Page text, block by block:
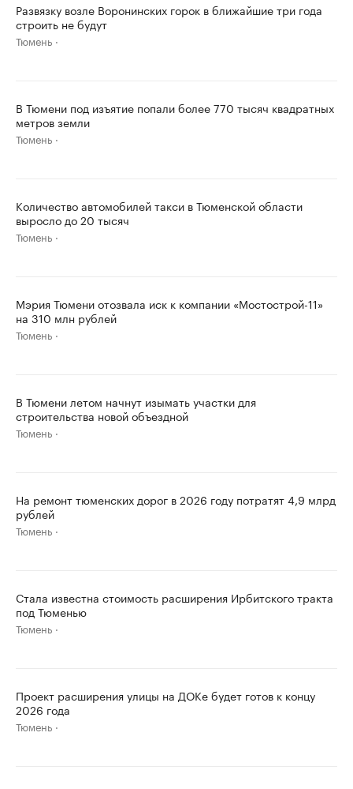
Развязку возле Воронинских горок в ближайшие три года
строить не будут
Тюмень
В Тюмени под изъятие попали более 770 тысяч квадратных
метров земли
Тюмень
Количество автомобилей такси в Тюменской области
выросло до 20 тысяч
Тюмень
Мэрия Тюмени отозвала иск к компании «Мостострой-11»
на 310 млн рублей
Тюмень
В Тюмени летом начнут изымать участки для
строительства новой объездной
Тюмень
На ремонт тюменских дорог в 2026 году потратят 4,9 млрд
рублей
Тюмень
Стала известна стоимость расширения Ирбитского тракта
под Тюменью
Тюмень
Проект расширения улицы на ДОКе будет готов к концу
2026 года
Тюмень